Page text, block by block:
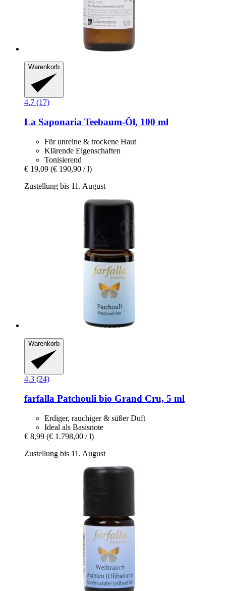
Warenkorb
4.7 (17)
La Saponaria Teebaum-​Öl, 100 ml
Für unreine & trockene Haut
Klärende Eigenschaften
Tonisierend
€ 19,09 (€ 190,90 / l)
Zustellung bis 11. August
Warenkorb
4.3 (24)
farfalla Patchouli bio Grand Cru, 5 ml
Erdiger, rauchiger & süßer Duft
Ideal als Basisnote
€ 8,99 (€ 1.798,00 / l)
Zustellung bis 11. August